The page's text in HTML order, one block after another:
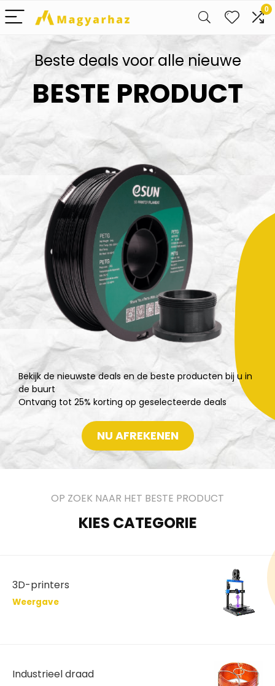
0
Beste deals voor alle nieuwe
BESTE PRODUCT
Bekijk de nieuwste deals en de beste producten bij u in
de buurt
Ontvang tot 25% korting op geselecteerde deals
NU AFREKENEN
OP ZOEK NAAR HET BESTE PRODUCT
KIES CATEGORIE
3D-printers
Weergave
Industrieel draad